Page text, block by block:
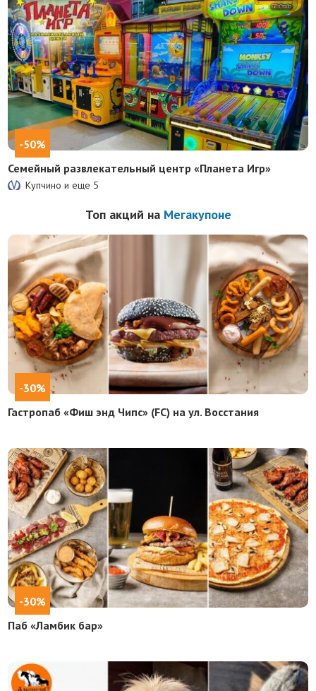
-50%
Семейный развлекательный центр «Планета Игр»
Купчино и еще 5
Топ акций на Мегакупоне
-30%
Гастропаб «Фиш энд Чипс» (FC) на ул. Восстания
-30%
Паб «Ламбик бар»